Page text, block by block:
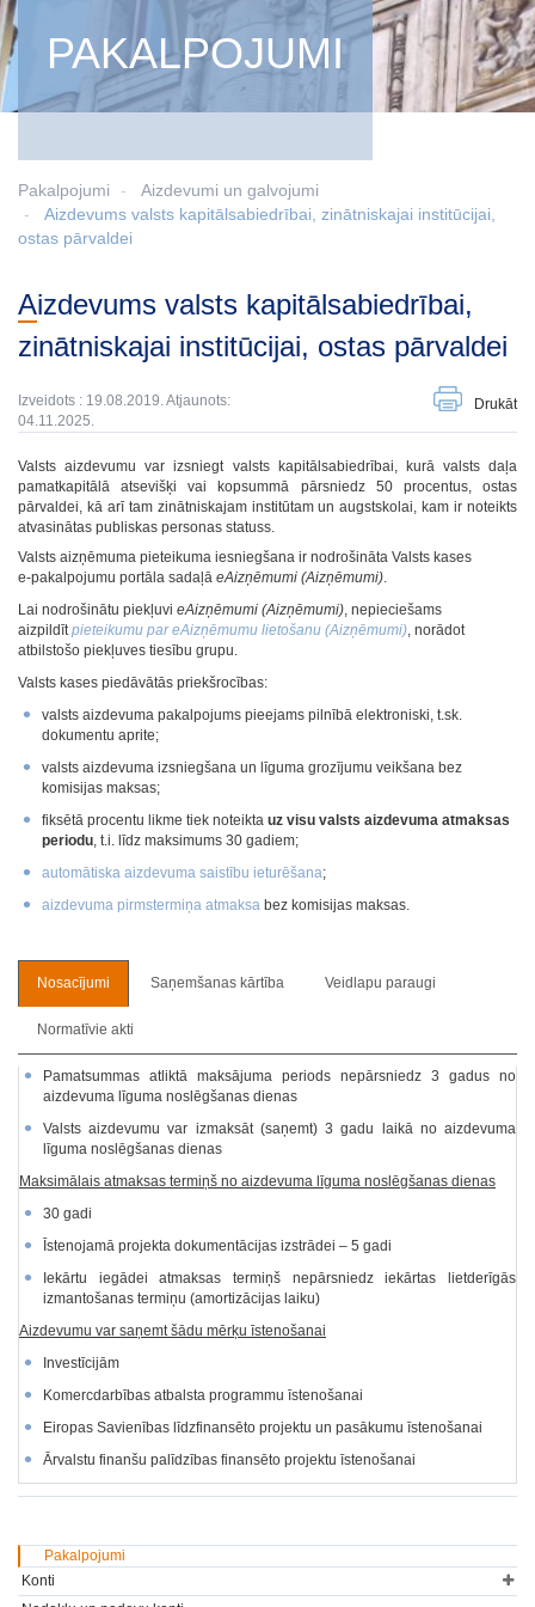
PAKALPOJUMI
Pakalpojumi
Aizdevumi un galvojumi
Aizdevums valsts kapitālsabiedrībai, zinātniskajai institūcijai,
ostas pārvaldei
Aizdevums valsts kapitālsabiedrībai,
zinātniskajai institūcijai, ostas pārvaldei
Izveidots : 19.08.2019. Atjaunots:
04.11.2025.
Drukāt
Valsts aizdevumu var izsniegt valsts kapitālsabiedrībai, kurā valsts daļa
pamatkapitālā atsevišķi vai kopsummā pārsniedz 50 procentus, ostas
pārvaldei, kā arī tam zinātniskajam institūtam un augstskolai, kam ir noteikts
atvasinātas publiskas personas statuss.
Valsts aizņēmuma pieteikuma iesniegšana ir nodrošināta Valsts kases
e‑pakalpojumu portāla sadaļā eAizņēmumi (Aizņēmumi).
Lai nodrošinātu piekļuvi eAizņēmumi (Aizņēmumi), nepieciešams
aizpildītpieteikumu par eAizņēmumu lietošanu (Aizņēmumi), norādot
atbilstošo piekļuves tiesību grupu.
Valsts kases piedāvātās priekšrocības:
valsts aizdevuma pakalpojums pieejams pilnībā elektroniski, t.sk.
dokumentu aprite;
valsts aizdevuma izsniegšana un līguma grozījumu veikšana bez
komisijas maksas;
fiksētā procentu likme tiek noteikta uz visu valsts aizdevuma atmaksas
periodu, t.i. līdz maksimums 30 gadiem;
automātiska aizdevuma saistību ieturēšana;
aizdevuma pirmstermiņa atmaksa bez komisijas maksas.
Nosacījumi Saņemšanas kārtība Veidlapu paraugi
Normatīvie akti
Pamatsummas atliktā maksājuma periods nepārsniedz 3 gadus no
aizdevuma līguma noslēgšanas dienas
Valsts aizdevumu var izmaksāt (saņemt) 3 gadu laikā no aizdevuma
līguma noslēgšanas dienas
Maksimālais atmaksas termiņš no aizdevuma līguma noslēgšanas dienas
30 gadi
Īstenojamā projekta dokumentācijas izstrādei – 5 gadi
Iekārtu iegādei atmaksas termiņš nepārsniedz iekārtas lietderīgās
izmantošanas termiņu (amortizācijas laiku)
Aizdevumu var saņemt šādu mērķu īstenošanai
Investīcijām
Komercdarbības atbalsta programmu īstenošanai
Eiropas Savienības līdzfinansēto projektu un pasākumu īstenošanai
Ārvalstu finanšu palīdzības finansēto projektu īstenošanai
Pakalpojumi
Konti